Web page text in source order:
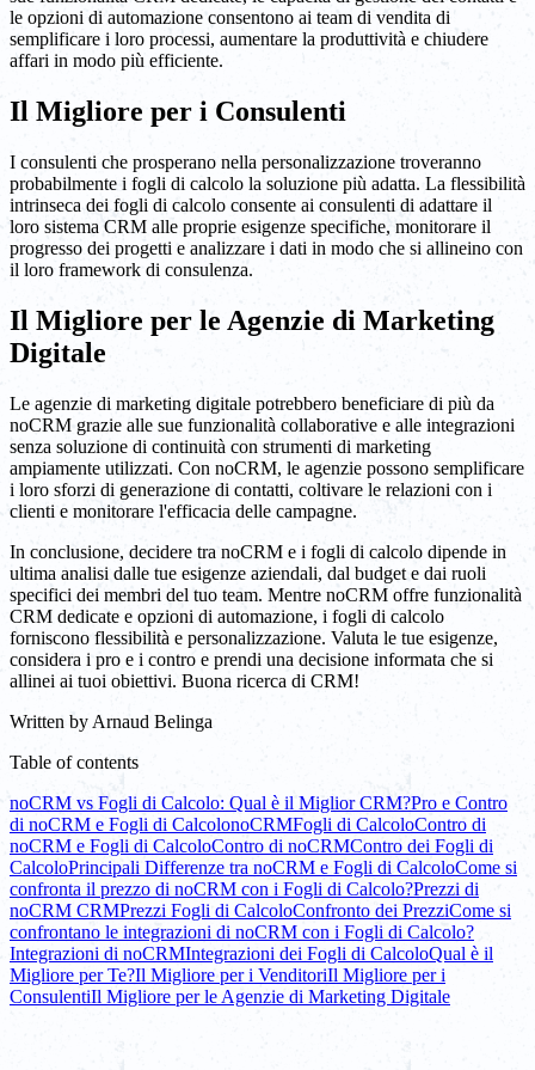
le opzioni di automazione consentono ai team di vendita di
semplificare i loro processi, aumentare la produttività e chiudere
affari in modo più efficiente.
Il Migliore per i Consulenti
I consulenti che prosperano nella personalizzazione troveranno
probabilmente i fogli di calcolo la soluzione più adatta. La flessibilità
intrinseca dei fogli di calcolo consente ai consulenti di adattare il
loro sistema CRM alle proprie esigenze specifiche, monitorare il
progresso dei progetti e analizzare i dati in modo che si allineino con
il loro framework di consulenza.
Il Migliore per le Agenzie di Marketing
Digitale
Le agenzie di marketing digitale potrebbero beneficiare di più da
noCRM grazie alle sue funzionalità collaborative e alle integrazioni
senza soluzione di continuità con strumenti di marketing
ampiamente utilizzati. Con noCRM, le agenzie possono semplificare
i loro sforzi di generazione di contatti, coltivare le relazioni con i
clienti e monitorare l'efficacia delle campagne.
In conclusione, decidere tra noCRM e i fogli di calcolo dipende in
ultima analisi dalle tue esigenze aziendali, dal budget e dai ruoli
specifici dei membri del tuo team. Mentre noCRM offre funzionalità
CRM dedicate e opzioni di automazione, i fogli di calcolo
forniscono flessibilità e personalizzazione. Valuta le tue esigenze,
considera i pro e i contro e prendi una decisione informata che si
allinei ai tuoi obiettivi. Buona ricerca di CRM!
Written by Arnaud Belinga
Table of contents
noCRM vs Fogli di Calcolo: Qual è il Miglior CRM?Pro e Contro
di noCRM e Fogli di CalcolonoCRMFogli di CalcoloContro di
noCRM e Fogli di CalcoloContro di noCRMContro dei Fogli di
CalcoloPrincipali Differenze tra noCRM e Fogli di CalcoloCome si
confronta il prezzo di noCRM con i Fogli di Calcolo?Prezzi di
noCRM CRMPrezzi Fogli di CalcoloConfronto dei PrezziCome si
confrontano le integrazioni di noCRM con i Fogli di Calcolo?
Integrazioni di noCRMIntegrazioni dei Fogli di CalcoloQual è il
Migliore per Te?Il Migliore per i VenditoriIl Migliore per i
ConsulentiIl Migliore per le Agenzie di Marketing Digitale